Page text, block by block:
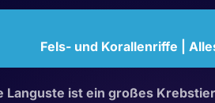
Fels- und Korallenriffe |
Languste ist ein großes Krebstier